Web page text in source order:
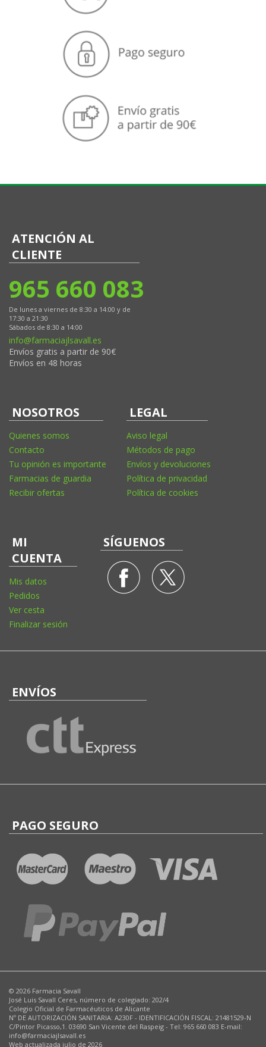
ATENCIÓN AL
CLIENTE
965 660 083
De lunes a viernes de 8:30 a 14:00 y de
17:30 a 21:30
Sábados de 8:30 a 14:00
info@farmaciajlsavall.es
Envíos gratis a partir de 90€
Envíos en 48 horas
NOSOTROS
Quienes somos
Contacto
Tu opinión es importante
Farmacias de guardia
Recibir ofertas
LEGAL
Aviso legal
Métodos de pago
Envíos y devoluciones
Política de privacidad
Política de cookies
MI
CUENTA
Mis datos
Pedidos
Ver cesta
Finalizar sesión
SÍGUENOS
ENVÍOS
PAGO SEGURO
© 2026 Farmacia Savall
José Luis Savall Ceres, número de colegiado: 202/4
Colegio Oficial de Farmacéuticos de Alicante
Nº DE AUTORIZACIÓN SANITARIA: A230F - IDENTIFICACIÓN FISCAL: 21481529-N
C/Pintor Picasso,1. 03690 San Vicente del Raspeig - Tel: 965 660 083 E-mail:
info@farmaciajlsavall.es
Web actualizada julio de 2026